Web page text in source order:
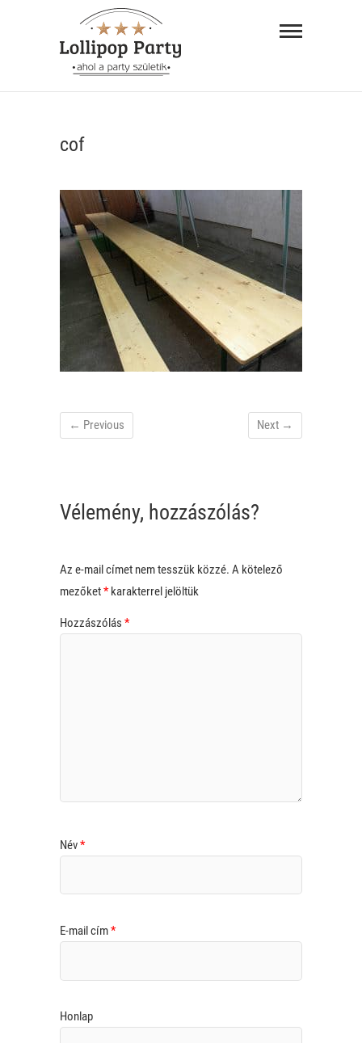
ahol a
"AHOL A PARTY SZÜLETIK"
cof
← Previous Next →
Vélemény, hozzászólás?
Az e-mail címet nem tesszük közzé. A kötelező
mezőket*karakterrel jelöltük
Hozzászólás *
Név*
E-mail cím*
Honlap